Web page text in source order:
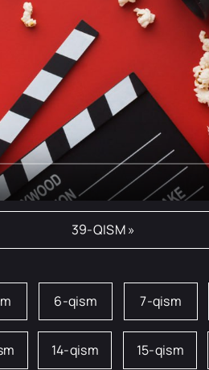
39-QISM »
6-qism 7-qism
14-qism 15-qism